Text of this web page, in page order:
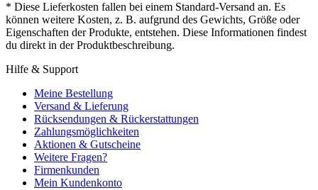
* Diese Lieferkosten fallen bei einem Standard-Versand an. Es
können weitere Kosten, z. B. aufgrund des Gewichts, Größe oder
Eigenschaften der Produkte, entstehen. Diese Informationen findest
du direkt in der Produktbeschreibung.
Hilfe & Support
Meine Bestellung
Versand & Lieferung
Rücksendungen & Rückerstattungen
Zahlungsmöglichkeiten
Aktionen & Gutscheine
Weitere Fragen?
Firmenkunden
Mein Kundenkonto